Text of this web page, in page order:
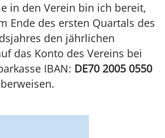
in den Verein bin ich bereit,
Ende des ersten Quartals des
den jährlichen
das Konto des Vereins bei
IBAN: DE70 2005 0550